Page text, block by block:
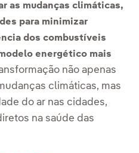
as mudanças climáticas,
para minimizar
dos combustíveis
energético mais
não apenas
climáticas, mas
do ar nas cidades,
na saúde das